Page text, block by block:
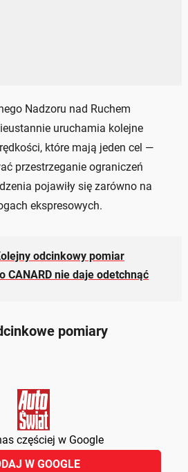
Nadzoru nad Ruchem
uruchamia kolejne
które mają jeden cel —
przestrzeganie ograniczeń
pojawiły się zarówno na
ekspresowych.
odcinkowy pomiar
CANARD nie daje odetchnąć
pomiary
częściej w Google
W GOOGLE